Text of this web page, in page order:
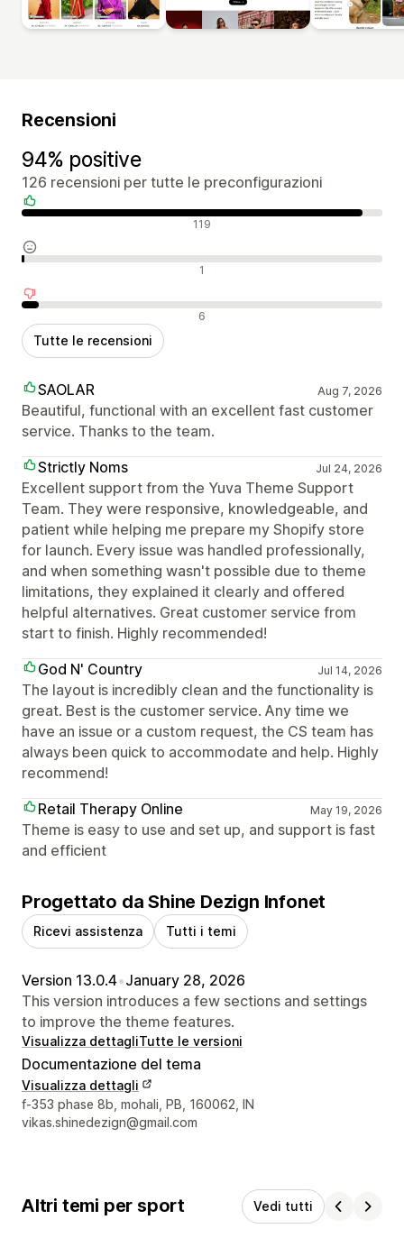
Recensioni
94% positive
126 recensioni per tutte le preconfigurazioni
Recensioni positive 119
Recensioni neutrali 1
Recensioni negative 6
Tutte le recensioni
SAOLAR Aug 7, 2026
Beautiful, functional with an excellent fast customer
service. Thanks to the team.
Strictly Noms
Jul 24, 2026
Excellent support from the Yuva Theme Support
Team. They were responsive, knowledgeable, and
patient while helping me prepare my Shopify store
for launch. Every issue was handled professionally,
and when something wasn't possible due to theme
limitations, they explained it clearly and offered
helpful alternatives. Great customer service from
start to finish. Highly recommended!
God N' Country
Jul 14, 2026
The layout is incredibly clean and the functionality is
great. Best is the customer service. Any time we
have an issue or a custom request, the CS team has
always been quick to accommodate and help. Highly
recommend!
Retail Therapy Online
May 19, 2026
Theme is easy to use and set up, and support is fast
and efficient
Progettato da Shine Dezign Infonet
Ricevi assistenza Tutti i temi
Version 13.0.4•January 28, 2026
This version introduces a few sections and settings
to improve the theme features.
Visualizza dettagliTutte le versioni
Documentazione del tema
Visualizza dettagli
Recapiti del designer
f-353 phase 8b, mohali, PB, 160062, IN
vikas.shinedezign@gmail.com
Altri temi per sport Vedi tutti